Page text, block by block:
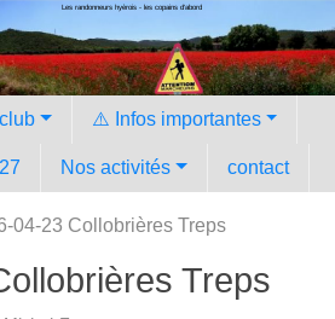
Les randonneurs hyèrois - les copains d'abord
⚠️ Infos importantes
Nos activités contact
04-23 Collobrières Treps
Treps
cookies